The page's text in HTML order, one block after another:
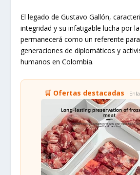
El legado de Gustavo Gallón,
integridad y su infatigable lucha por
permanecerá como un referente
generaciones de diplomáticos y
humanos en Colombia.
🛒 Ofertas destacadas ·